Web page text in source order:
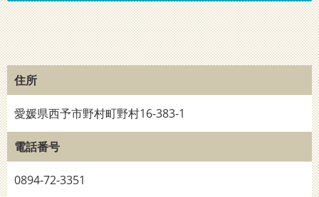
住所
愛媛県西予市野村町野村16-383-1
電話番号
0894-72-3351